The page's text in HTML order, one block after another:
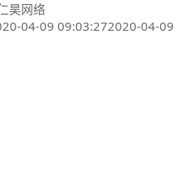
昊网络
04-09 09:03:272020-04-09